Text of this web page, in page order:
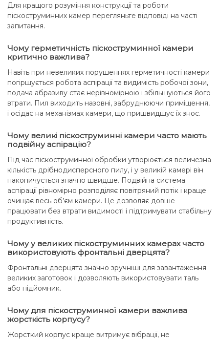
Для кращого розуміння конструкції та роботи
піскоструминних камер перегляньте відповіді на часті
запитання.
Чому герметичність піскоструминної камери
критично важлива?
Навіть при невеликих порушеннях герметичності камери
погіршується робота аспірації та видимість робочої зони,
подача абразиву стає нерівномірною і збільшуються його
втрати. Пил виходить назовні, забруднюючи приміщення,
і осідає на механізмах камери, що пришвидшує їх знос.
Чому великі піскоструминні камери часто мають
подвійну аспірацію?
Під час піскоструминної обробки утворюється величезна
кількість дрібнодисперсного пилу, і у великій камері він
накопичується значно швидше. Подвійна система
аспірації рівномірно розподіляє повітряний потік і краще
очищає весь об’єм камери. Це дозволяє довше
працювати без втрати видимості і підтримувати стабільну
продуктивність.
Чому у великих піскоструминних камерах часто
використовують фронтальні дверцята?
Фронтальні дверцята значно зручніші для завантаження
великих заготовок і дозволяють використовувати таль
або підйомник.
Чому для піскоструминної камери важлива
жорсткість корпусу?
Жорсткий корпус краще витримує вібрації, не